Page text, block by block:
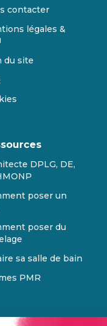
contacter
légales &
du site
DPLG, DE,
poser un
poser du
sa salle de bain
PMR